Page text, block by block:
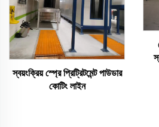
স্বয়ংক্রিয় স্প্রে প্রিট্রিটমেন্ট পাউডার
কোটিং লাইন